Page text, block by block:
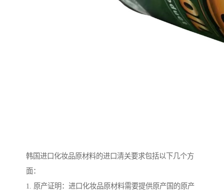
韩国进口化妆品原材料的进口清关要求包括以下几个方
面：
1. 原产证明：进口化妆品原材料需要提供原产国的原产